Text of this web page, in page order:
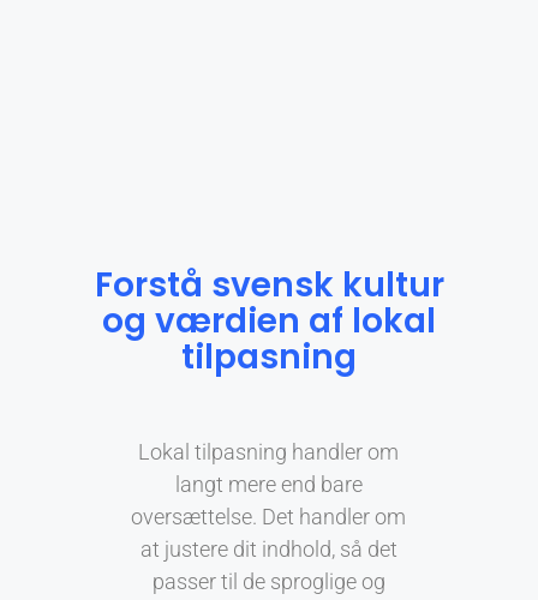
Forstå svensk kultur
og værdien af lokal
tilpasning
Lokal tilpasning handler om
langt mere end bare
oversættelse. Det handler om
at justere dit indhold, så det
passer til de sproglige og